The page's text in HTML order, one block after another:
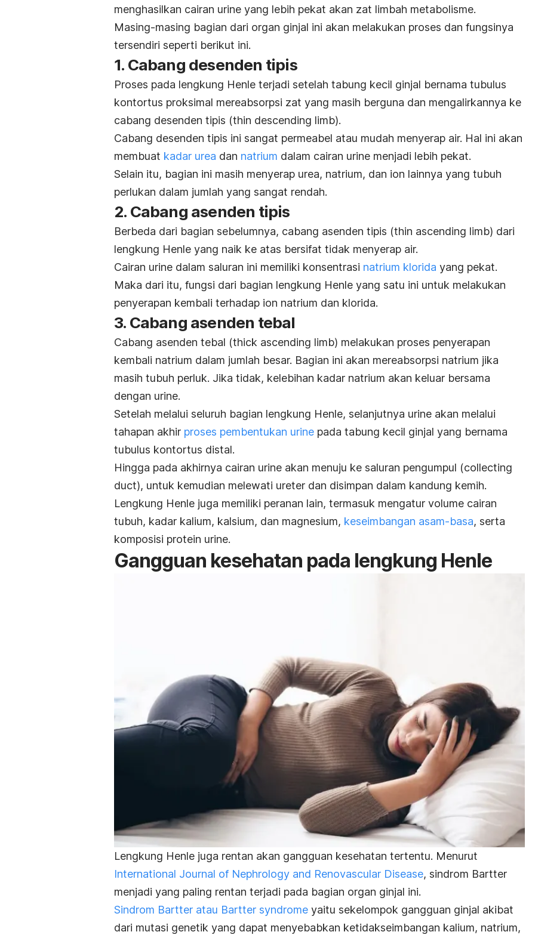
menghasilkan cairan urine yang lebih pekat akan zat limbah metabolisme.
Masing-masing bagian dari organ ginjal ini akan melakukan proses dan fungsinya
tersendiri seperti berikut ini.
1. Cabang desenden tipis
Proses pada lengkung Henle terjadi setelah tabung kecil ginjal bernama tubulus
kontortus proksimal mereabsorpsi zat yang masih berguna dan mengalirkannya ke
cabang desenden tipis (thin descending limb).
Cabang desenden tipis ini sangat permeabel atau mudah menyerap air. Hal ini akan
membuat kadar urea dan natrium dalam cairan urine menjadi lebih pekat.
Selain itu, bagian ini masih menyerap urea, natrium, dan ion lainnya yang tubuh
perlukan dalam jumlah yang sangat rendah.
2. Cabang asenden tipis
Berbeda dari bagian sebelumnya, cabang asenden tipis (thin ascending limb) dari
lengkung Henle yang naik ke atas bersifat tidak menyerap air.
Cairan urine dalam saluran ini memiliki konsentrasi natrium klorida yang pekat.
Maka dari itu, fungsi dari bagian lengkung Henle yang satu ini untuk melakukan
penyerapan kembali terhadap ion natrium dan klorida.
3. Cabang asenden tebal
Cabang asenden tebal (thick ascending limb) melakukan proses penyerapan
kembali natrium dalam jumlah besar. Bagian ini akan mereabsorpsi natrium jika
masih tubuh perluk. Jika tidak, kelebihan kadar natrium akan keluar bersama
dengan urine.
Setelah melalui seluruh bagian lengkung Henle, selanjutnya urine akan melalui
tahapan akhir proses pembentukan urine pada tabung kecil ginjal yang bernama
tubulus kontortus distal.
Hingga pada akhirnya cairan urine akan menuju ke saluran pengumpul (collecting
duct), untuk kemudian melewati ureter dan disimpan dalam kandung kemih.
Lengkung Henle juga memiliki peranan lain, termasuk mengatur volume cairan
tubuh, kadar kalium, kalsium, dan magnesium, keseimbangan asam-basa, serta
komposisi protein urine.
Gangguan kesehatan pada lengkung Henle
Lengkung Henle juga rentan akan gangguan kesehatan tertentu. Menurut
International Journal of Nephrology and Renovascular Disease, sindrom Bartter
menjadi yang paling rentan terjadi pada bagian organ ginjal ini.
Sindrom Bartter atau Bartter syndrome yaitu sekelompok gangguan ginjal akibat
dari mutasi genetik yang dapat menyebabkan ketidakseimbangan kalium, natrium,